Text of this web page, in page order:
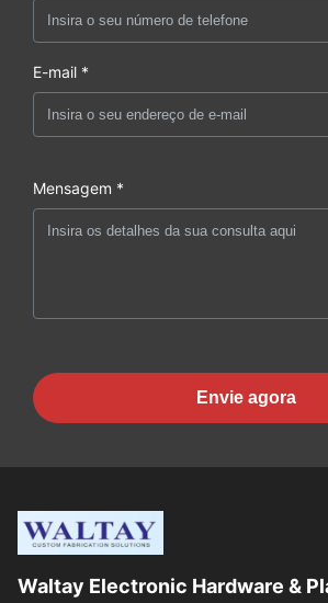
E-mail *
Mensagem *
Envie agora
Waltay Electronic Hardware &